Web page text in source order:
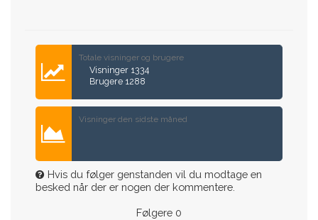
Totale visninger og brugere
Visninger 1334
Brugere 1288
Visninger den sidste måned
Hvis du følger genstanden vil du modtage en
besked når der er nogen der kommentere.
Følgere 0